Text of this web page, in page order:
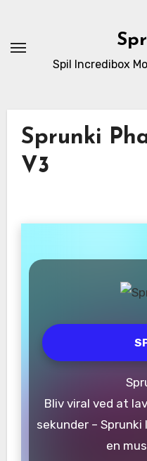
content
Spil Incredibox
Sprunki
V3
Bliv viral ved at
sekunder –
en